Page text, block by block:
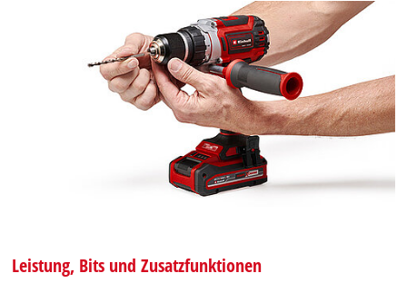
Leistung, Bits und Zusatzfunktionen